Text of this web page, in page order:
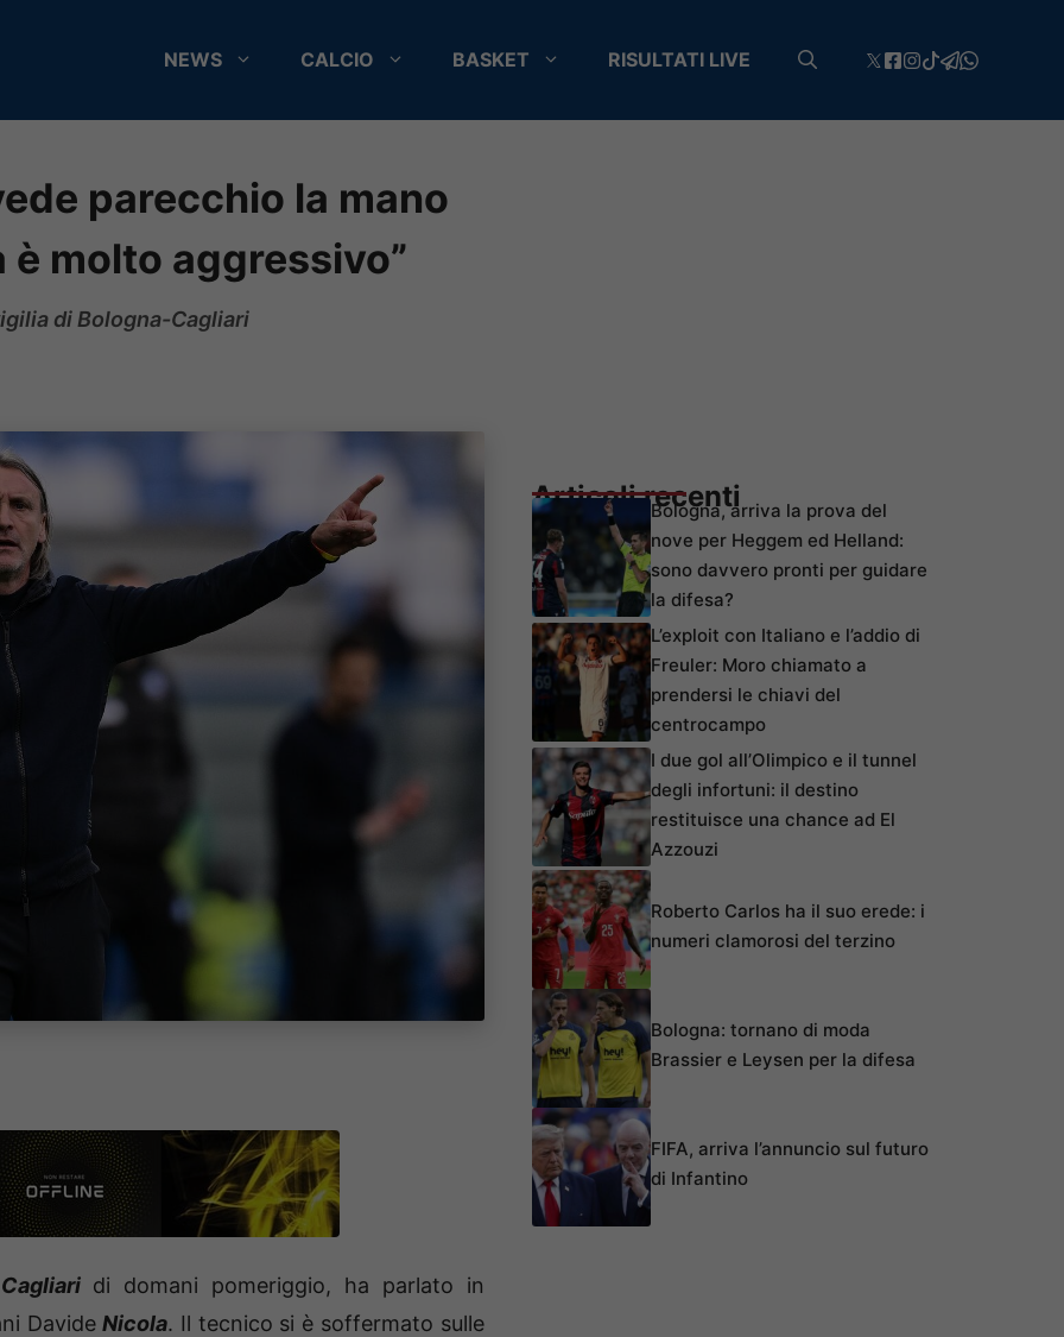
NEWS CALCIO BASKET RISULTATI LIVE
parecchio la mano
molto aggressivo”
di Bologna-Cagliari
Cagliaridi domani pomeriggio, ha parlato in
Davide Nicola. Il tecnico si è soffermato sulle
Articoli recentiBologna, arriva la prova del
nove per Heggem ed Helland:
sono davvero pronti per guidare
la difesa?
L’exploit con Italiano e l’addio di
Freuler: Moro chiamato a
prendersi le chiavi del
centrocampo
I due gol all’Olimpico e il tunnel
degli infortuni: il destino
restituisce una chance ad El
Azzouzi
Roberto Carlos ha il suo erede: i
numeri clamorosi del terzino
Bologna: tornano di moda
Brassier e Leysen per la difesa
FIFA, arriva l’annuncio sul futuro
di Infantino